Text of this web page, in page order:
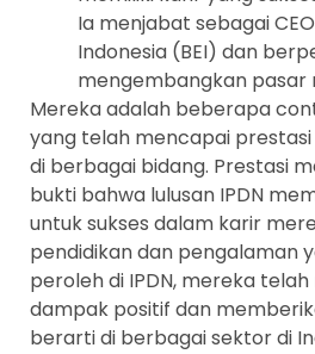
Ia menjabat sebagai
Indonesia (BEI) dan
mengembangkan pasar
Mereka adalah beberapa
yang telah mencapai
di berbagai bidang. Prestasi
bukti bahwa lulusan IPDN
untuk sukses dalam karir
pendidikan dan pengalaman
peroleh di IPDN, mereka
dampak positif dan
berarti di berbagai sektor di